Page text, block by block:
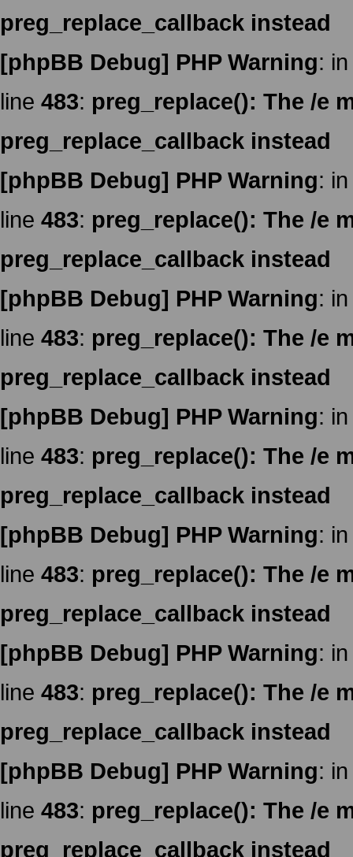
preg_replace_callback instead
[phpBB Debug] PHP Warning:
line 483: preg_replace(): The /e
preg_replace_callback instead
[phpBB Debug] PHP Warning:
line 483: preg_replace(): The /e
preg_replace_callback instead
[phpBB Debug] PHP Warning:
line 483: preg_replace(): The /e
preg_replace_callback instead
[phpBB Debug] PHP Warning:
line 483: preg_replace(): The /e
preg_replace_callback instead
[phpBB Debug] PHP Warning:
line 483: preg_replace(): The /e
preg_replace_callback instead
[phpBB Debug] PHP Warning:
line 483: preg_replace(): The /e
preg_replace_callback instead
[phpBB Debug] PHP Warning:
line 483: preg_replace(): The /e
preg_replace_callback instead